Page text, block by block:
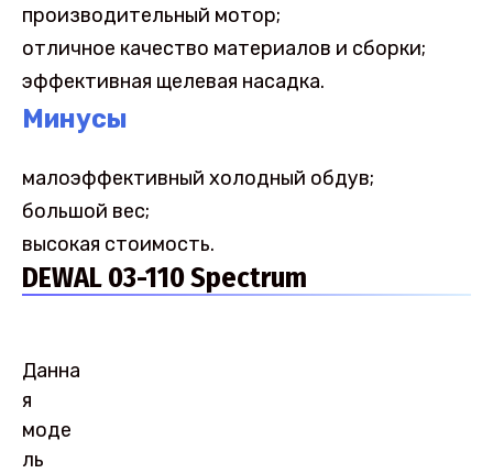
производительный мотор;
отличное качество материалов и сборки;
эффективная щелевая насадка.
Минусы
малоэффективный холодный обдув;
большой вес;
высокая стоимость.
DEWAL 03-110 Spectrum
Данна
я
моде
ль